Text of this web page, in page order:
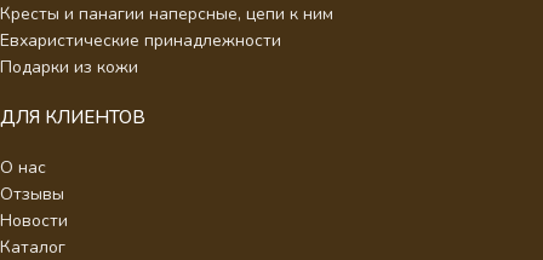
Кресты и панагии наперсные, цепи к ним
Евхаристические принадлежности
Подарки из кожи
ДЛЯ КЛИЕНТОВ
О нас
Отзывы
Новости
Каталог